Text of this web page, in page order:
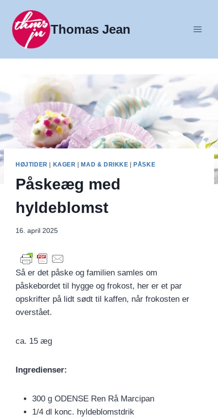
indhold
Thomas Jean
HØJTIDER KAGER MAD & DRIKKE PÅSKE
Påskeæg med
hyldeblomst
16. april 2025
Så er det påske og familien samles om
påskebordet til hygge og frokost, her er et par
opskrifter på lidt sødt til kaffen, når frokosten er
overstået.
ca. 15 æg
Ingredienser:
300 g ODENSE Ren Rå Marcipan
1/4 dl konc. hyldeblomstdrik